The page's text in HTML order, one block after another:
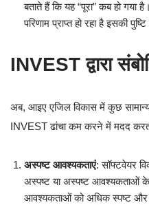
बताते हैं कि यह “पूरा” कब हो गया
परिणाम प्राप्त हो रहा है इसकी
INVEST द्वारा
अब, आइए एजिल विकास में कुछ
INVEST ढांचा कम करने में मदद
अस्पष्ट आवश्यकताएं: सॉफ्टवेयर
अस्पष्ट या अस्पष्ट आवश्यकताओं
आवश्यकताओं को अधिक स्पष्ट और